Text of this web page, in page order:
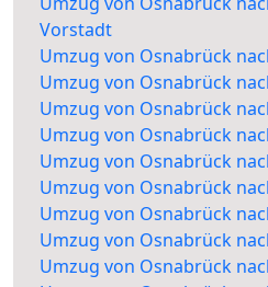
Vorstadt
Umzug von Osnabrück
Umzug von Osnabrück
Umzug von Osnabrück
Umzug von Osnabrück
Umzug von Osnabrück
Umzug von Osnabrück
Umzug von Osnabrück
Umzug von Osnabrück
Umzug von Osnabrück